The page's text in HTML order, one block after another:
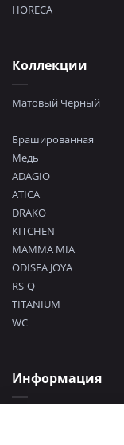
HORECA
Коллекции
Матовый Черный
Брашированная
Медь
ADAGIO
ATICA
DRAKO
KITCHEN
MAMMA MIA
ODISEA JOYA
RS-Q
TITANIUM
WC
Информация